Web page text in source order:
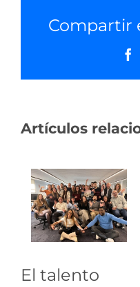
Compartir
Artículos
El talento